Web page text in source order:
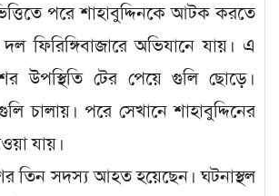
পরে শাহাবুদ্দিনকে আটক করতে
ফিরিঙ্গিবাজারে অভিযানে যায়। এ
উপস্থিতি টের পেয়ে গুলি ছোড়ে।
চালায়। পরে সেখানে শাহাবুদ্দিনের
যায়।
তিন সদস্য আহত হয়েছেন। ঘটনাস্থল